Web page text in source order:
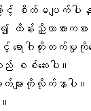
ောင့် စိတ်မပျက်ပါ
၍ ထိန်းညှိကာအားက
နှင့် ရောဂါတိုးတက်မှု
စစ်ဆေးပါ။
များကိုလိုက်နာပါ